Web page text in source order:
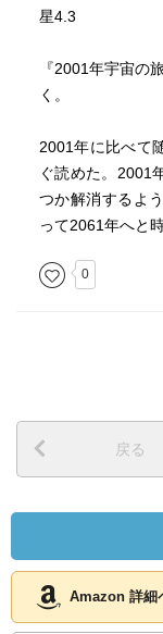
星4.3
『2001年宇宙の
く。
2001年に比べて
ぐ読めた。2001
つか解消するよ
って2061年へと
0
戻る
Amazon 詳細